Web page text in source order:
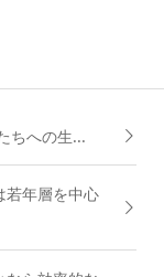
ちへの生...
若年層を中心